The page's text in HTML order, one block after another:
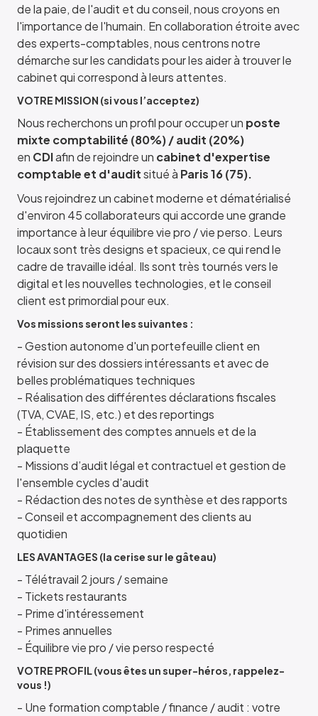
de la paie, de l'audit et du conseil, nous croyons en
l'importance de l'humain. En collaboration étroite avec
des experts-comptables, nous centrons notre
démarche sur les candidats pour les aider à trouver le
cabinet qui correspond à leurs attentes.
VOTRE MISSION (si vous l’acceptez)
Nous recherchons un profil pour occuper un poste
mixte comptabilité (80%) / audit (20%)
en CDIafin de rejoindre un cabinet d'expertise
comptable et d'auditsitué à Paris 16 (75).
Vous rejoindrez un cabinet moderne et dématérialisé
d'environ 45 collaborateurs qui accorde une grande
importance à leur équilibre vie pro / vie perso. Leurs
locaux sont très designs et spacieux, ce qui rend le
cadre de travaille idéal. Ils sont très tournés vers le
digital et les nouvelles technologies, et le conseil
client est primordial pour eux.
Vos missions seront les suivantes :
- Gestion autonome d'un portefeuille client en
révision sur des dossiers intéressants et avec de
belles problématiques techniques
- Réalisation des différentes déclarations fiscales
(TVA, CVAE, IS, etc.) et des reportings
- Établissement des comptes annuels et de la
plaquette
- Missions d’audit légal et contractuel et gestion de
l'ensemble cycles d'audit
- Rédaction des notes de synthèse et des rapports
- Conseil et accompagnement des clients au
quotidien
LES AVANTAGES (la cerise sur le gâteau)
- Télétravail 2 jours / semaine
- Tickets restaurants
- Prime d'intéressement
- Primes annuelles
- Équilibre vie pro / vie perso respecté
VOTRE PROFIL (vous êtes un super-héros, rappelez-
vous !)
- Une formation comptable / finance / audit : votre